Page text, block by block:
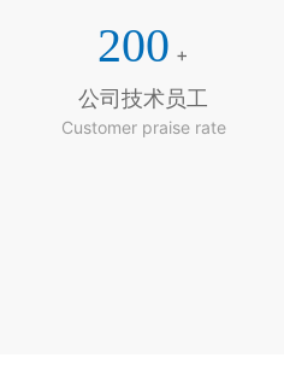
200 +
公司技术员工
Customer praise rate